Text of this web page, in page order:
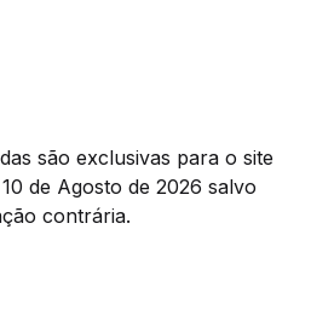
são exclusivas para o site
de Agosto de 2026 salvo
contrária.